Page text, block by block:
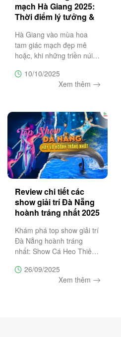
mạch Hà Giang 2025:
Thời điểm lý tưởng &
Hà Giang vào mùa hoa
tam giác mạch đẹp mê
hoặc, khi những triền núi
trưng. Đây là thời điểm lý
tưởng cho chuyến du lịch 3
mộng,
10/10/2025
Xem thêm
Review chi tiết các
show giải trí Đà Nẵng
hoành tráng nhất 2025
Khám phá top show giải trí
Đà Nẵng hoành tráng
nhất: Show Cá Heo Thiên
An, Charming Đà Nẵng, À
Ố Show. Đặt vé ưu đãi
26/09/2025
Xem thêm